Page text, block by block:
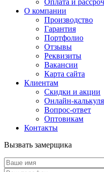
Оплата и
О компании
Производство
Гарантия
Портфолио
Отзывы
Реквизиты
Вакансии
Карта сайта
Клиентам
Скидки и акции
Онлайн-
Вопрос-ответ
Оптовикам
Контакты
Вызвать замерщика